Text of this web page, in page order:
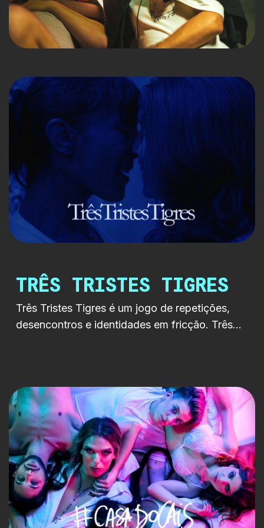
TRÊS TRISTES TIGRES
Três Tristes Tigres é um jogo de repetições,
desencontros e identidades em fricção. Três
quotidiano como território instável, onde o que
parece simples se torna estranho e onde as
relações revelam o seu […]